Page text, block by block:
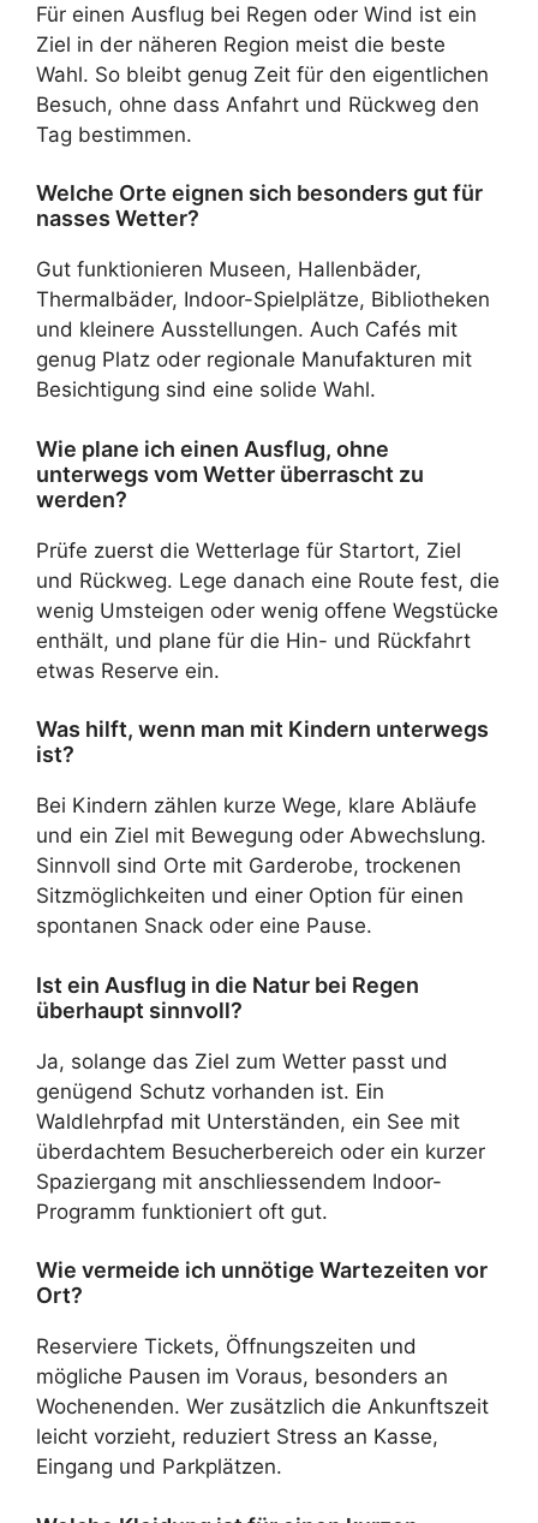
Für einen Ausflug bei Regen oder Wind ist ein
Ziel in der näheren Region meist die beste
Wahl. So bleibt genug Zeit für den eigentlichen
Besuch, ohne dass Anfahrt und Rückweg den
Tag bestimmen.
Welche Orte eignen sich besonders gut für
nasses Wetter?
Gut funktionieren Museen, Hallenbäder,
Thermalbäder, Indoor-Spielplätze, Bibliotheken
und kleinere Ausstellungen. Auch Cafés mit
genug Platz oder regionale Manufakturen mit
Besichtigung sind eine solide Wahl.
Wie plane ich einen Ausflug, ohne
unterwegs vom Wetter überrascht zu
werden?
Prüfe zuerst die Wetterlage für Startort, Ziel
und Rückweg. Lege danach eine Route fest, die
wenig Umsteigen oder wenig offene Wegstücke
enthält, und plane für die Hin- und Rückfahrt
etwas Reserve ein.
Was hilft, wenn man mit Kindern unterwegs
ist?
Bei Kindern zählen kurze Wege, klare Abläufe
und ein Ziel mit Bewegung oder Abwechslung.
Sinnvoll sind Orte mit Garderobe, trockenen
Sitzmöglichkeiten und einer Option für einen
spontanen Snack oder eine Pause.
Ist ein Ausflug in die Natur bei Regen
überhaupt sinnvoll?
Ja, solange das Ziel zum Wetter passt und
genügend Schutz vorhanden ist. Ein
Waldlehrpfad mit Unterständen, ein See mit
überdachtem Besucherbereich oder ein kurzer
Spaziergang mit anschliessendem Indoor-
Programm funktioniert oft gut.
Wie vermeide ich unnötige Wartezeiten vor
Ort?
Reserviere Tickets, Öffnungszeiten und
mögliche Pausen im Voraus, besonders an
Wochenenden. Wer zusätzlich die Ankunftszeit
leicht vorzieht, reduziert Stress an Kasse,
Eingang und Parkplätzen.